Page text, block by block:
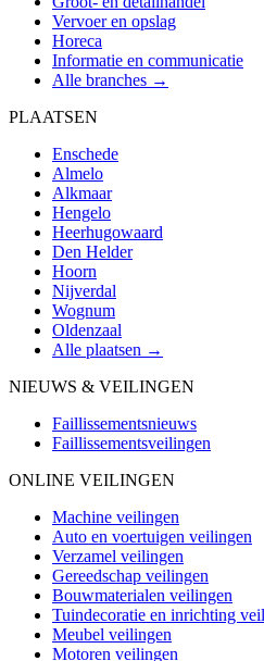
Vervoer en opslag
Horeca
Informatie en communicatie
Alle branches →
PLAATSEN
Enschede
Almelo
Alkmaar
Hengelo
Heerhugowaard
Den Helder
Hoorn
Nijverdal
Wognum
Oldenzaal
Alle plaatsen →
NIEUWS & VEILINGEN
Faillissementsnieuws
Faillissementsveilingen
ONLINE VEILINGEN
Machine veilingen
Auto en voertuigen veilingen
Verzamel veilingen
Gereedschap veilingen
Bouwmaterialen veilingen
Tuindecoratie en inrichting
Meubel veilingen
Motoren veilingen